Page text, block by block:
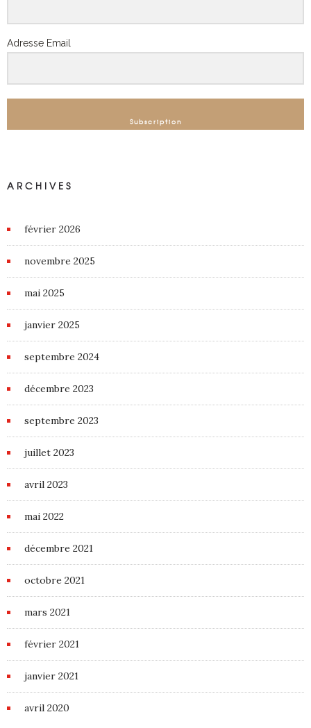
Adresse Email
Subscription
ARCHIVES
février 2026
novembre 2025
mai 2025
janvier 2025
septembre 2024
décembre 2023
septembre 2023
juillet 2023
avril 2023
mai 2022
décembre 2021
octobre 2021
mars 2021
février 2021
janvier 2021
avril 2020